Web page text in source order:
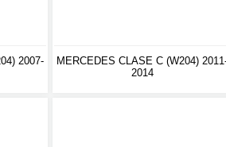
2007-
MERCEDES CLASE C (W204)
2014